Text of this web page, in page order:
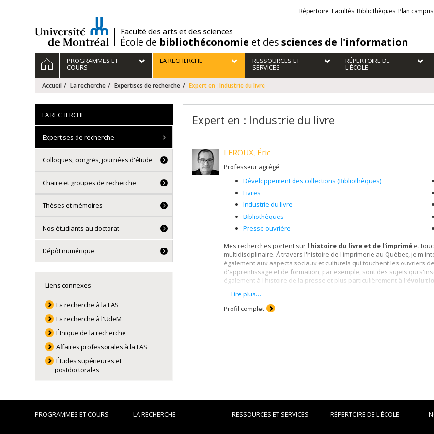
/Faculté des arts et des sciences
École de bibliothéconomie et des sciences de l'information
Liens
externes
Répertoire Facultés Bibliothèques Plan campus
Navigation
principale
ACCUEILPROGRAMMES ET
COURS
LA RECHERCHE RESSOURCES ET
SERVICES
RÉPERTOIRE DE
L'ÉCOLE
Accueil La recherche Expertises de recherche Expert en : Industrie du livre
Expert en : Industrie du livre
LEROUX, Éric
Professeur agrégé
Développement des collections (Bibliothèques)
Livres
Industrie du livre
Bibliothèques
Presse ouvrière
Mes recherches portent sur l'histoire du livre et de l'imprimé et
multidisciplinaire. À travers l'histoire de l'imprimerie au Québec, je
également aux aspects sociaux et culturels qui touchent les ouvriers
d'apprentissage et de formation, par exemple, sont des sujets qui
également à l'histoire de la presse et plus particulièrement à
Ces dernières années, je m’intéresse plus particulièrement à
l’histoire des femmes bibliothécaires au Québec. Avec Marcel
premier ouvrage portant sur cette question :
Lire plus…
Profil complet
LA RECHERCHE
Expertises de recherche
Colloques, congrès, journées d'étude
Chaire et groupes de recherche
Thèses et mémoires
Nos étudiants au doctorat
Dépôt numérique
Liens connexes
La recherche à la FAS
La recherche à l'UdeM
Éthique de la recherche
Affaires professorales à la FAS
Études supérieures et
postdoctorales
PROGRAMMES ET COURS LA RECHERCHE RESSOURCES ET SERVICES RÉPERTOIRE DE L'ÉCOLE